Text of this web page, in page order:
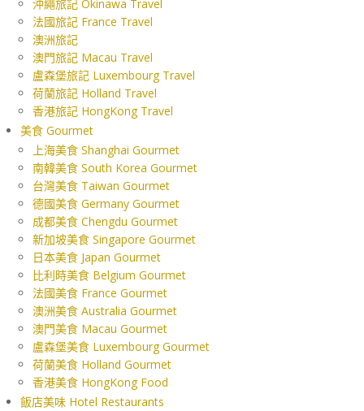
沖繩旅記 Okinawa Travel
法國旅記 France Travel
澳洲旅記
澳門旅記 Macau Travel
盧森堡旅記 Luxembourg Travel
荷蘭旅記 Holland Travel
香港旅記 HongKong Travel
美食 Gourmet
上海美食 Shanghai Gourmet
南韓美食 South Korea Gourmet
台灣美食 Taiwan Gourmet
德國美食 Germany Gourmet
成都美食 Chengdu Gourmet
新加坡美食 Singapore Gourmet
日本美食 Japan Gourmet
比利時美食 Belgium Gourmet
法國美食 France Gourmet
澳洲美食 Australia Gourmet
澳門美食 Macau Gourmet
盧森堡美食 Luxembourg Gourmet
荷蘭美食 Holland Gourmet
香港美食 HongKong Food
飯店美味 Hotel Restaurants